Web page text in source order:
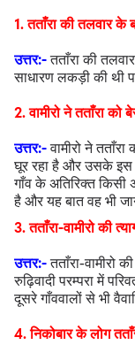
1. तताँरा की तलवार के
उत्तर:-तताँरा की
साधारण लकड़ी की थी
2. वामीरो ने तताँरा को
उत्तर:-वामीरो ने
घूर रहा है और उसके इस
गाँव के अतिरिक्त किसी
है और यह बात वह भी
3. तताँरा-वामीरो की
उत्तर:-तताँरा-वामीरो
रुढ़िवादी परम्परा में
दूसरे गाँववालों से भी
4. निकोबार के लोग